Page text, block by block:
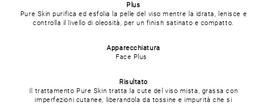
Plus
Pure Skin purifica ed esfolia la pelle del viso mentre la idrata, lenisce e
controlla il livello di oleosità, per un finish satinato e compatto.
Apparecchiatura
Face Plus
Risultato
Il trattamento Pure Skin tratta la cute del viso mista, grassa con
imperfezioni cutanee, liberandola da tossine e impurità che si